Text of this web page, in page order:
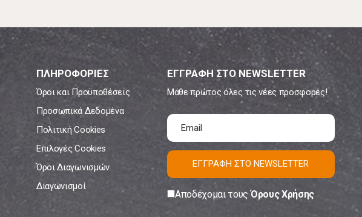
ΠΛΗΡΟΦΟΡΙΕΣ
Όροι και Προϋποθέσεις
Προσωπικά Δεδομένα
Πολιτική Cookies
Επιλογές Cookies
Όροι Διαγωνισμών
Διαγωνισμοί
ΕΓΓΡΑΦΗ ΣΤΟ NEWSLETTER
Μάθε πρώτος όλες τις νέες προσφορές!
ΕΓΓΡΑΦΗ ΣΤΟ NEWSLETTER
Αποδέχομαι τουςΌρους Χρήσης